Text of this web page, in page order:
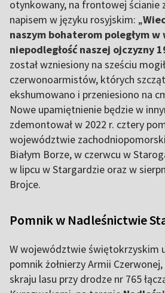
otynkowany, na frontowej ścianie
napisem w języku rosyjskim: „
naszym bohaterom poległym
niepodległość naszej ojczyzny
został wzniesiony na sześciu
czerwonoarmistów, których
ekshumowano i przeniesiono na
Nowe upamiętnienie będzie w
zdemontował w 2022 r. cztery
województwie
Białym Borze, w czerwcu w
w lipcu w Stargardzie oraz w
Brojce.
Pomnik w Nadleśnictwie
W województwie świętokrzyskim
pomnik żołnierzy Armii
skraju lasu przy drodze nr 765